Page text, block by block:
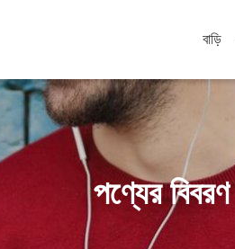
বাড়ি
পণ্যের বিবরণ